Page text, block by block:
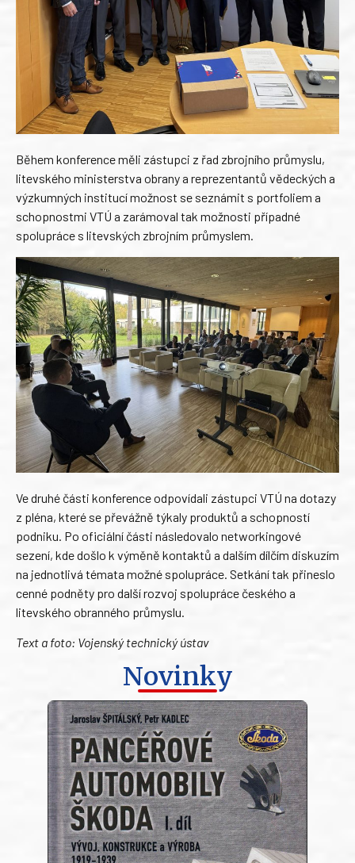
Během konference měli zástupci z řad zbrojního průmyslu,
litevského ministerstva obrany a reprezentantů vědeckých a
výzkumných institucí možnost se seznámit s portfoliem a
schopnostmi VTÚ a zarámoval tak možnosti případné
spolupráce s litevských zbrojním průmyslem.
Ve druhé části konference odpovídali zástupci VTÚ na dotazy
z pléna, které se převážně týkaly produktů a schopností
podniku. Po oficiální části následovalo networkingové
sezení, kde došlo k výměně kontaktů a dalším dílčím diskuzím
na jednotlivá témata možné spolupráce. Setkání tak přineslo
cenné podněty pro další rozvoj spolupráce českého a
litevského obranného průmyslu.
Text a foto: Vojenský technický ústav
Novinky